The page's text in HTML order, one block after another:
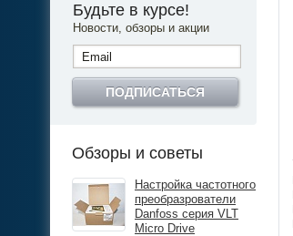
Будьте в курсе!
Новости, обзоры и акции
ПОДПИСАТЬСЯ
Обзоры и советы
Настройка частотного
преобразрователи
Danfoss серия VLT
Micro Drive